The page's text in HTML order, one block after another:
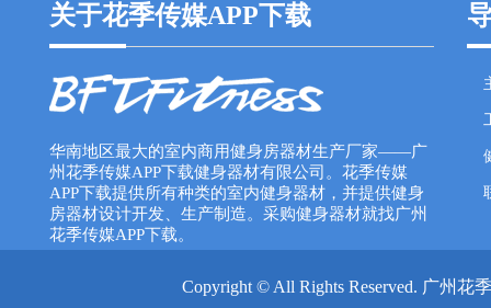
关于花季传媒APP下载
华南地区最大的室内商用健身房器材生产厂家——广
州花季传媒APP下载健身器材有限公司。花季传媒
APP下载提供所有种类的室内健身器材，并提供健身
房器材设计开发、生产制造。采购健身器材就找广州
花季传媒APP下载。
Copyright © All Rights Reserved. 广州